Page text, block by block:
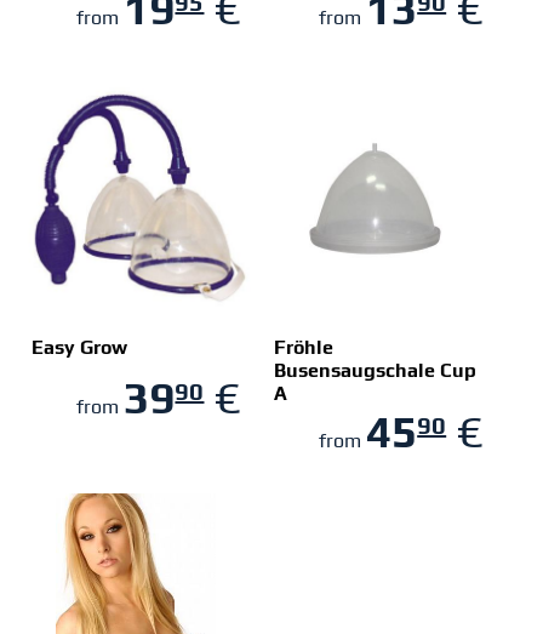
from from
Easy Grow
from 3990€
ZUM SHOP
Fröhle
Busensaugschale Cup
A
from 4590€